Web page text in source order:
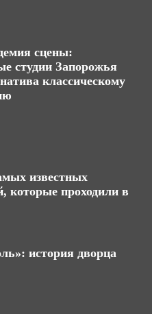
сцены:
студии Запорожья
классическому
известных
которые проходили в
история дворца